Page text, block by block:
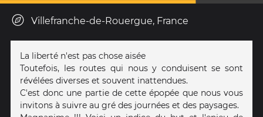
Villefranche-de-Rouergue, France
La liberté n'est pas chose aisée
Toutefois, les routes qui nous y conduisent se sont
révélées diverses et souvent inattendues.
C'est donc une partie de cette épopée que nous vous
invitons à suivre au gré des journées et des paysages.